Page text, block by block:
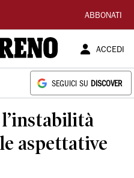
ABBONATI
ACCEDI
SEGUICI SU DISCOVER
aspettative